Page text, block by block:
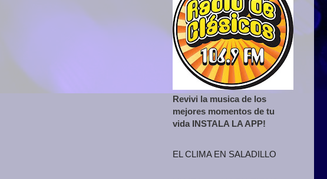
Revivi la musica de los
mejores momentos de tu
vida INSTALA LA APP!
EL CLIMA EN SALADILLO